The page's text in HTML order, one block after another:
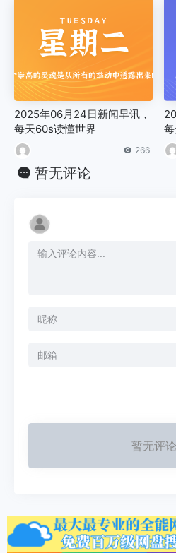
2025年06月24日新闻早讯，
每天60s读懂世界
266
暂无评论
暂无评